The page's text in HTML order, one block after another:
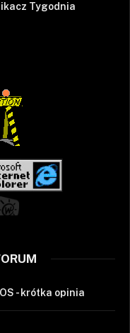
Tygodnia
- krótka opinia